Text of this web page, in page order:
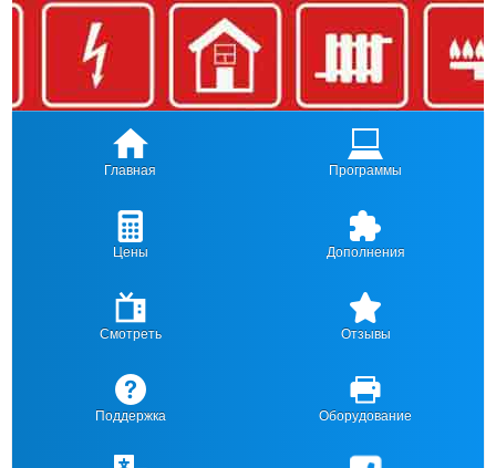
Главная Программы
Цены Дополнения
Смотреть Отзывы
Поддержка Оборудование